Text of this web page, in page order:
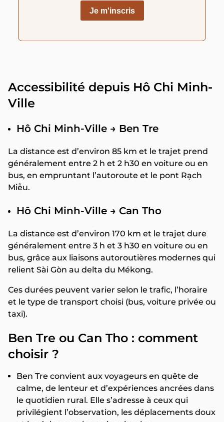
Accessibilité depuis Hô Chi Minh-
Ville
Hô Chi Minh-Ville → Ben Tre
La distance est d’environ 85 km et le trajet prend
généralement entre 2 h et 2 h30 en voiture ou en
bus, en empruntant l’autoroute et le pont Rạch
Miễu.
Hô Chi Minh-Ville → Can Tho
La distance est d’environ 170 km et le trajet dure
généralement entre 3 h et 3 h30 en voiture ou en
bus, grâce aux liaisons autoroutières modernes qui
relient Sài Gòn au delta du Mékong.
Ces durées peuvent varier selon le trafic, l’horaire
et le type de transport choisi (bus, voiture privée ou
taxi).
Ben Tre ou Can Tho : comment
choisir ?
Ben Tre convient aux voyageurs en quête de
calme, de lenteur et d’expériences ancrées dans
le quotidien rural. Elle s’adresse à ceux qui
privilégient l’observation, les déplacements doux